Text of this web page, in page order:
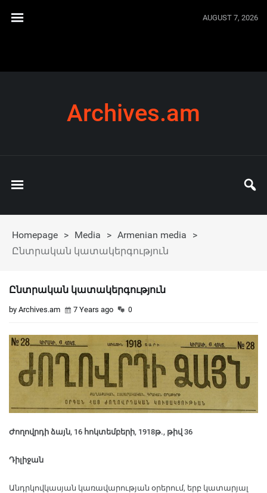
AUGUST 7, 2026
Archives.am
Homepage > Media > Armenian media
>
Ընտրական կատակերգություն
Ընտրական կատակերգություն
by Archives.am 7 Years ago 0
Ժողովրդի ձայն, 16 հոկտեմբերի, 1918թ., թիվ 36
Դիլիջան
Անդրկովկասյան կառավարության օրերում, երբ կատարյալ